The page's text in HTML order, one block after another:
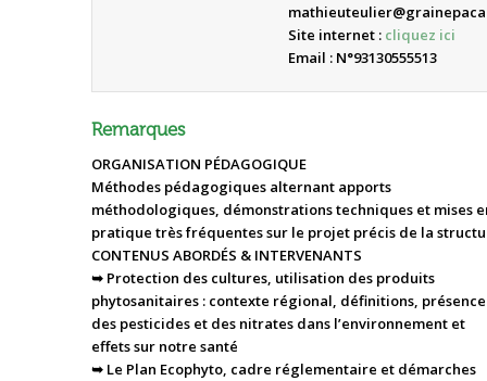
Site internet : cliquez ici
Email : N°93130555513
Remarques
ORGANISATION PÉDAGOGIQUE
Méthodes pédagogiques alternant apports
méthodologiques, démonstrations techniques et mises
pratique très fréquentes sur le projet précis de la
CONTENUS ABORDÉS & INTERVENANTS
➥ Protection des cultures, utilisation des produits
phytosanitaires : contexte régional, définitions, présence
des pesticides et des nitrates dans l’environnement et
effets sur notre santé
➥ Le Plan Ecophyto, cadre réglementaire et démarches